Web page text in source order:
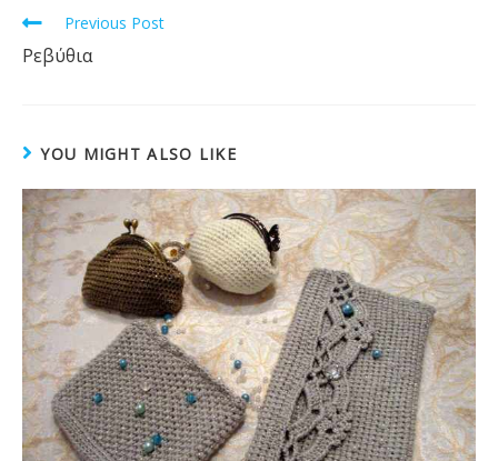
k
Read
more
articles
Previous Post
Ρεβύθια
YOU MIGHT ALSO LIKE